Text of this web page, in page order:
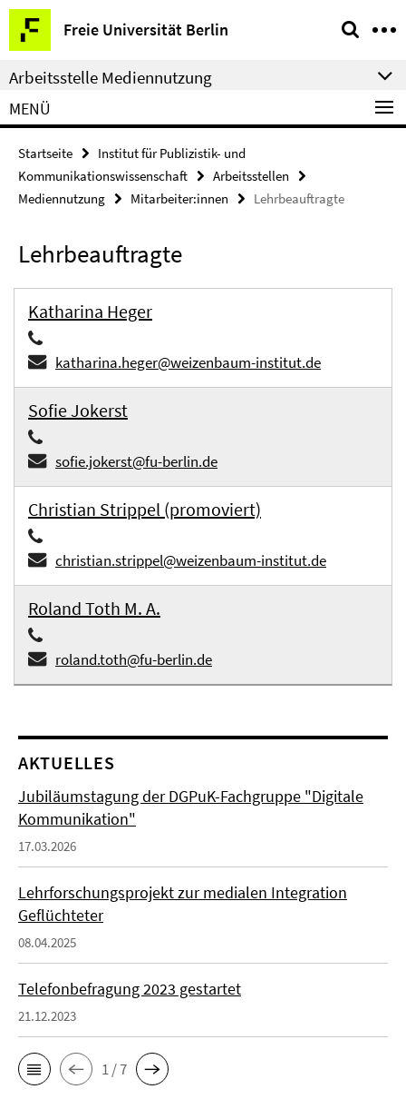
Springe
direkt
zu
Inhalt
Freie Universität Berlin
Service-
Navigation
Arbeitsstelle Mediennutzung
MENÜ
Startseite
Institut für Publizistik- und
Kommunikationswissenschaft
Arbeitsstellen
Mediennutzung
Mitarbeiter:innen Lehrbeauftragte
Lehrbeauftragte
Katharina Heger
katharina.heger@weizenbaum-institut.de
Sofie Jokerst
sofie.jokerst@fu-berlin.de
Christian Strippel (promoviert)
christian.strippel@weizenbaum-institut.de
Roland Toth M. A.
roland.toth@fu-berlin.de
AKTUELLES
Jubiläumstagung der DGPuK-Fachgruppe "Digitale
Kommunikation"
17.03.2026
Lehrforschungsprojekt zur medialen Integration
Geflüchteter
08.04.2025
Telefonbefragung 2023 gestartet
21.12.2023
1 / 7